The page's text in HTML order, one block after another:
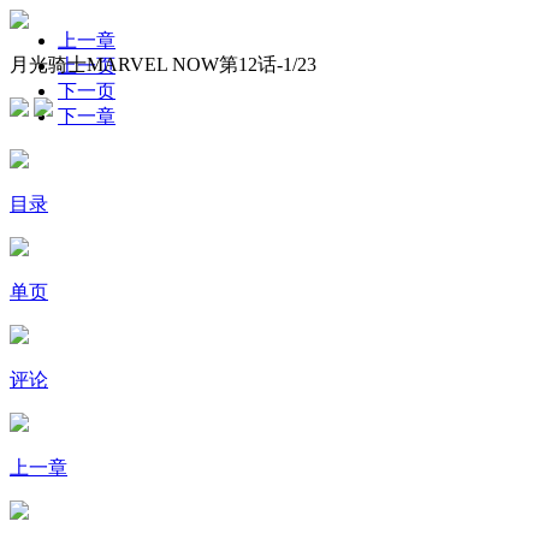
月光骑士MARVEL NOW第12话-1/23
上一章
上一页
下一页
下一章
目录
单页
评论
上一章